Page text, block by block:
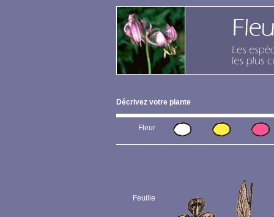
Décrivez votre plante
Fleur
Feuille